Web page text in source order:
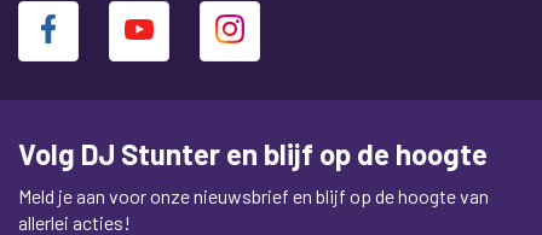
Volg DJ Stunter en blijf op de hoogte
Meld je aan voor onze nieuwsbrief en blijf op de hoogte van
allerlei acties!